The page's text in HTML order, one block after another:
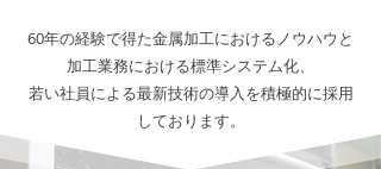
60年の経験で得た金属加工におけるノウハウと
加工業務における標準システム化、
若い社員による最新技術の導入を積極的に採用
しております。